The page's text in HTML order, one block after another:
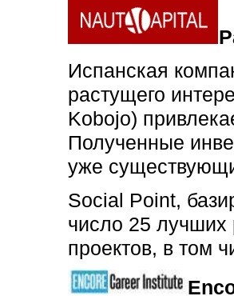
Испанская
растущего
Kobojo)
Полученные
уже
Social Point,
число 25 лучших
проектов, в том